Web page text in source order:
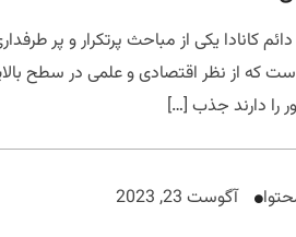
کانادا یکی از مباحث پرتکرار و پر
که از نظر اقتصادی و علمی در سطح
را دارند جذب […]
آگوست 23, 2023